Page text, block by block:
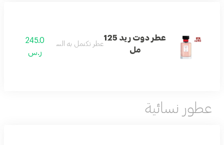
عطر دوت ريد 125
مل
عطر تكتمل به السعاده245.0
ر.س
عطور نسائية